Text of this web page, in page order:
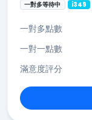
一對多等待中 i349
一對多點數
一對一點數
滿意度評分